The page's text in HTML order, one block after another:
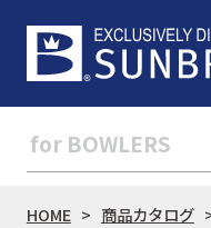
for BOWLERS
HOME 商品カタログ